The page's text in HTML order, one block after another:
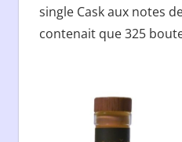
single Cask aux notes
contenait que 325